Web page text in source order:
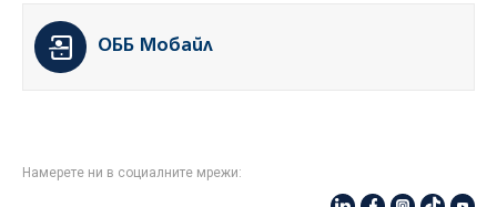
ОББ Мобайл
Намерете ни в социалните мрежи: